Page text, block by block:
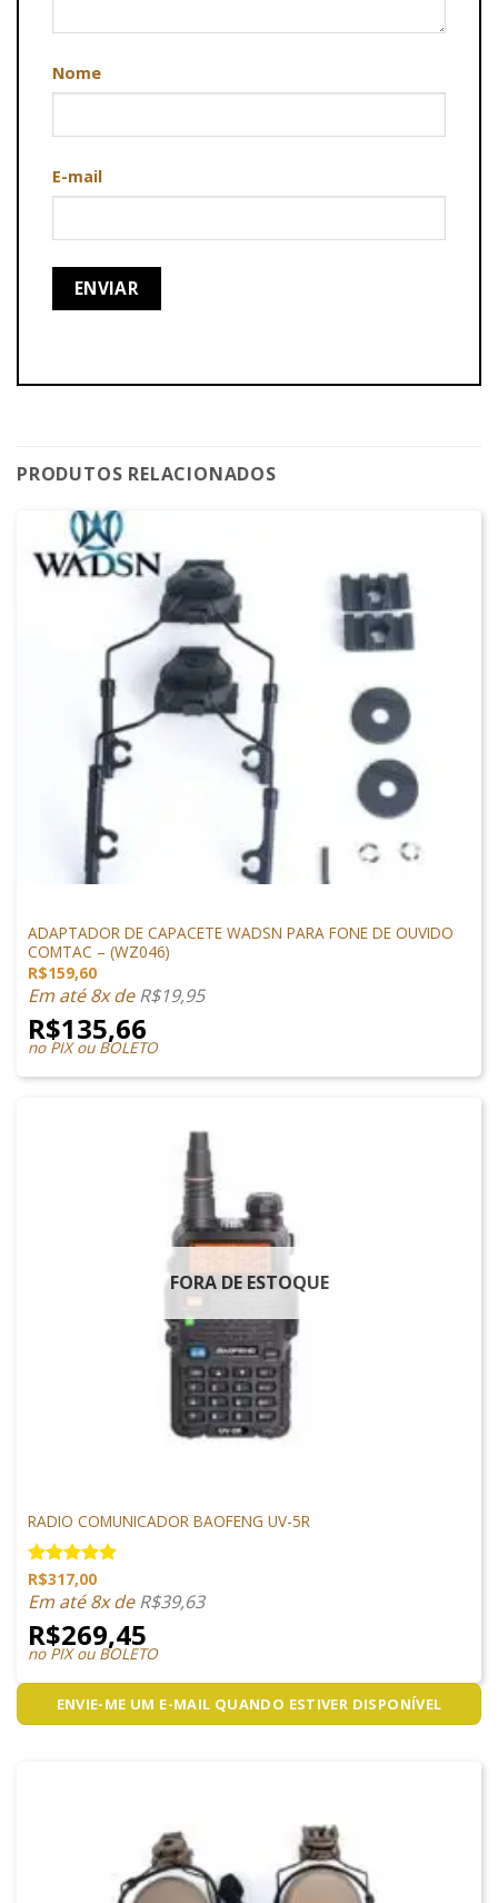
Nome
E-mail
PRODUTOS RELACIONADOS
ADAPTADOR DE CAPACETE WADSN PARA FONE DE OUVIDO
COMTAC – (WZ046)
R$159,60
Em até 8x deR$19,95
R$135,66
no PIX ou BOLETO
FORA DE ESTOQUE
RADIO COMUNICADOR BAOFENG UV-5R
Avaliação
5.00 de 5
R$317,00
Em até 8x deR$39,63
R$269,45
no PIX ou BOLETO
ENVIE-ME UM E-MAIL QUANDO ESTIVER DISPONÍVEL